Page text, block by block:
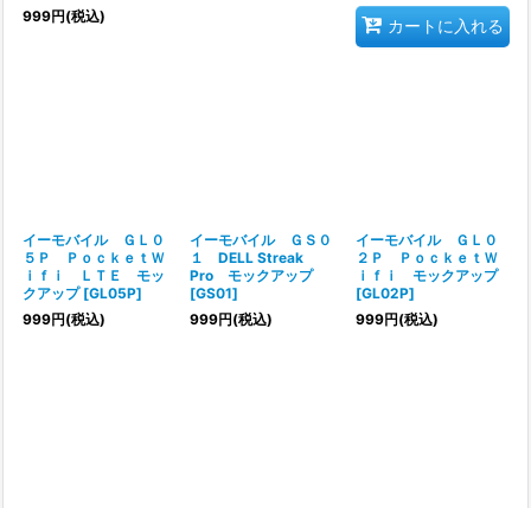
999円(税込) カートに入れる
イーモバイル ＧＬ０
５Ｐ ＰｏｃｋｅｔＷ
ｉｆｉ ＬＴＥ モッ
クアップ [GL05P]
999円(税込)
イーモバイル ＧＳ０
１ DELL Streak
Pro モックアップ
[GS01]
999円(税込)
イーモバイル ＧＬ０
２Ｐ ＰｏｃｋｅｔＷ
ｉｆｉ モックアップ
[GL02P]
999円(税込)